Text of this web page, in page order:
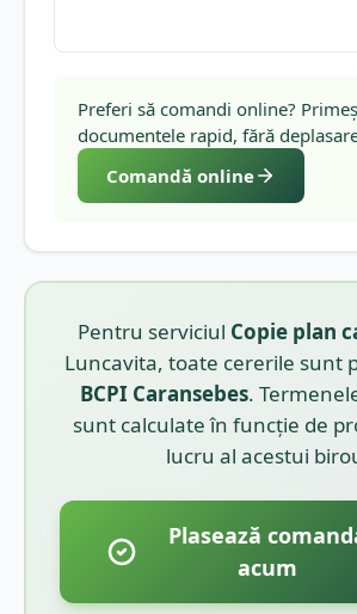
Preferi să comandi online?
documentele rapid, fără
Comandă online
Pentru serviciul Copie plan
Luncavita, toate cererile sunt
BCPI Caransebes.
sunt calculate în funcție de
lucru al acestui
Plasează
acum